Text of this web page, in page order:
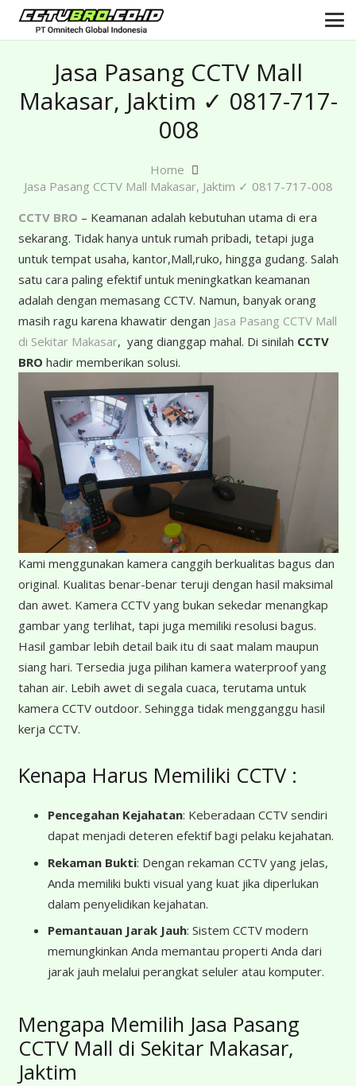
Jasa Pasang CCTV Mall
Makasar, Jaktim ✓ 0817-717-
008
Home
Jasa Pasang CCTV Mall Makasar, Jaktim ✓ 0817-717-008
CCTV BRO – Keamanan adalah kebutuhan utama di era
sekarang. Tidak hanya untuk rumah pribadi, tetapi juga
untuk tempat usaha, kantor,Mall,ruko, hingga gudang. Salah
satu cara paling efektif untuk meningkatkan keamanan
adalah dengan memasang CCTV. Namun, banyak orang
masih ragu karena khawatir dengan Jasa Pasang CCTV Mall
di Sekitar Makasar, yang dianggap mahal. Di sinilah CCTV
BRO hadir memberikan solusi.
Kami menggunakan kamera canggih berkualitas bagus dan
original. Kualitas benar-benar teruji dengan hasil maksimal
dan awet. Kamera CCTV yang bukan sekedar menangkap
gambar yang terlihat, tapi juga memiliki resolusi bagus.
Hasil gambar lebih detail baik itu di saat malam maupun
siang hari. Tersedia juga pilihan kamera waterproof yang
tahan air. Lebih awet di segala cuaca, terutama untuk
kamera CCTV outdoor. Sehingga tidak mengganggu hasil
kerja CCTV.
Kenapa Harus Memiliki CCTV :
Pencegahan Kejahatan: Keberadaan CCTV sendiri
dapat menjadi deteren efektif bagi pelaku kejahatan.
Rekaman Bukti: Dengan rekaman CCTV yang jelas,
Anda memiliki bukti visual yang kuat jika diperlukan
dalam penyelidikan kejahatan.
Pemantauan Jarak Jauh: Sistem CCTV modern
memungkinkan Anda memantau properti Anda dari
jarak jauh melalui perangkat seluler atau komputer.
Mengapa Memilih Jasa Pasang
CCTV Mall di Sekitar Makasar,
Jaktim